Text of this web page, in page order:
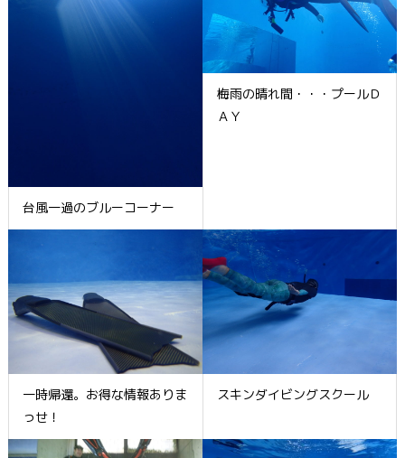
台風一過のブルーコーナー
梅雨の晴れ間・・・プールＤ
ＡＹ
一時帰還。お得な情報ありま
っせ！
スキンダイビングスクール